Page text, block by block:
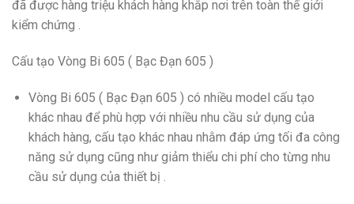
đã được hàng triệu khách hàng khắp nơi trên toàn thế giới
kiểm chứng .
Cấu tạo Vòng Bi 605 ( Bạc Đạn 605 )
Vòng Bi 605 ( Bạc Đạn 605 ) có nhiều model cấu tạo
khác nhau để phù hợp với nhiều nhu cầu sử dụng của
khách hàng, cấu tạo khác nhau nhằm đáp ứng tối đa công
năng sử dụng cũng như giảm thiểu chi phí cho từng nhu
cầu sử dụng của thiết bị .